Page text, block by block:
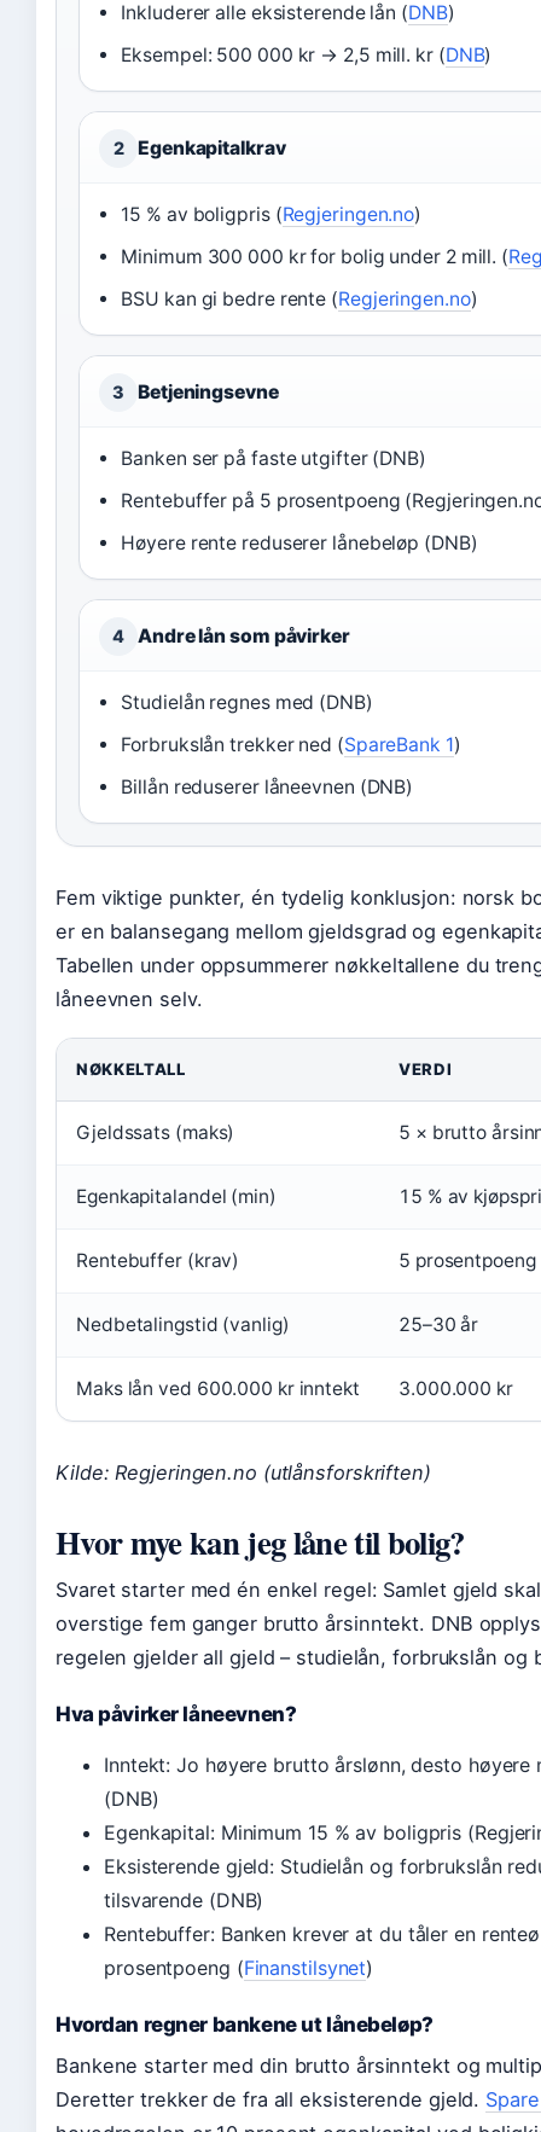
Inkluderer alle eksisterende lån (DNB)
Eksempel: 500 000 kr → 2,5 mill. kr (DNB)
2 Egenkapitalkrav
15 % av boligpris (Regjeringen.no)
Minimum 300 000 kr for bolig under 2 mill. (
BSU kan gi bedre rente (Regjeringen.no)
3 Betjeningsevne
Banken ser på faste utgifter (DNB)
Rentebuffer på 5 prosentpoeng
Høyere rente reduserer lånebeløp (DNB)
4 Andre lån som påvirker
Studielån regnes med (DNB)
Forbrukslån trekker ned (SpareBank 1)
Billån reduserer låneevnen (DNB)
Fem viktige punkter, én tydelig konklusjon: norsk
er en balansegang mellom gjeldsgrad og
Tabellen under oppsummerer nøkkeltallene du
låneevnen selv.
NØKKELTALL VERDI
Gjeldssats (maks) 5 × brutto
Egenkapitalandel (min) 15 % av
Rentebuffer (krav) 5
Nedbetalingstid (vanlig) 25–30 år
Maks lån ved 600.000 kr inntekt 3.000.000 kr
Kilde: Regjeringen.no (utlånsforskriften)
Hvor mye kan jeg låne til bolig?
Svaret starter med én enkel regel: Samlet gjeld
overstige fem ganger brutto årsinntekt. DNB
regelen gjelder all gjeld – studielån, forbrukslån og
Hva påvirker låneevnen?
Inntekt: Jo høyere brutto årslønn, desto høyere
(DNB)
Egenkapital: Minimum 15 % av boligpris
Eksisterende gjeld: Studielån og forbrukslån
tilsvarende (DNB)
Rentebuffer: Banken krever at du tåler en
prosentpoeng (Finanstilsynet)
Hvordan regner bankene ut lånebeløp?
Bankene starter med din brutto årsinntekt og
Deretter trekker de fra all eksisterende gjeld.